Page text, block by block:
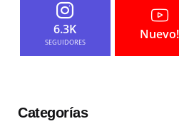
6.3K
SEGUIDORES
Nuevo!
Categorías